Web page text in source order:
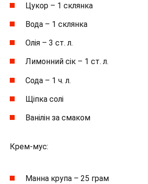
Цукор – 1 склянка
Вода – 1 склянка
Олія – 3 ст. л.
Лимонний сік – 1 ст. л.
Сода – 1 ч. л.
Щіпка солі
Ванілін за смаком
Крем-мус:
Манна крупа – 25 грам